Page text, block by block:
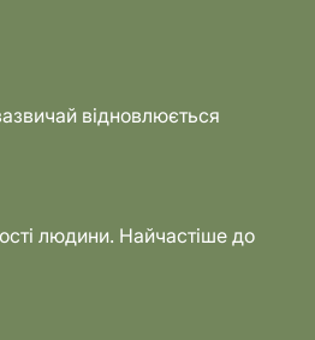
відновлюється
людини. Найчастіше до